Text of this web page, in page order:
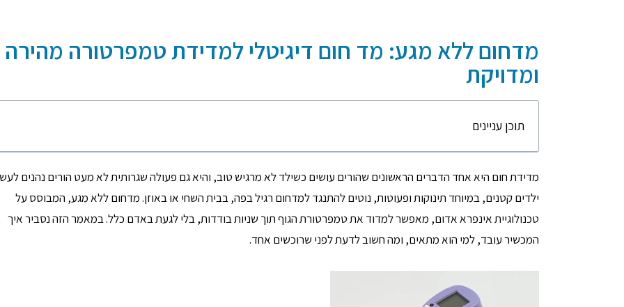
מדחום ללא מגע: מד חום דיגיטלי למדידת טמפרטורה מהירה
ומדויקת
תוכן עניינים
מדידת חום היא אחד הדברים הראשונים שהורים עושים כשילד לא מרגיש טוב, והיא גם פעולה שגרותית לא מעט הורים נהנים
ילדים קטנים, במיוחד תינוקות ופעוטות, נוטים להתנגד למדחום רגיל בפה, בבית השחי או באוזן. מדחום ללא מגע, המבוסס על
טכנולוגיית אינפרא אדום, מאפשר למדוד את טמפרטורת הגוף תוך שניות בודדות, בלי לגעת באדם כלל. במאמר הזה נסביר איך
המכשיר עובד, למי הוא מתאים, ומה חשוב לדעת לפני שרוכשים אחד.